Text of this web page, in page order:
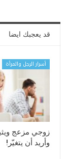
قد يعجبك ايضا
أسرار الرجل والمرأة
زوجي مزعج
وأريد أن يتغيّر!